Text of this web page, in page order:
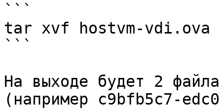
```
tar xvf hostvm-vdi.ova
```
На выходе будет 2
(например c9bfb5c7-